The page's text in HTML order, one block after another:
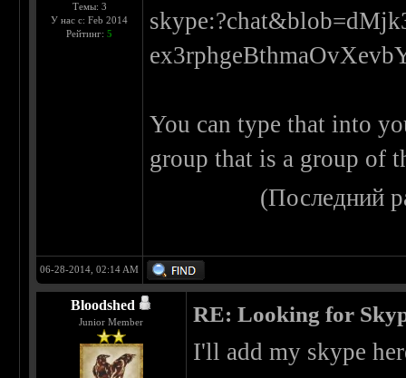
Темы: 3
У нас с: Feb 2014
Рейтинг:5
You can type that into
group that is a group of
(Последний
06-28-2014, 02:14 AM
Bloodshed
Junior Member RE: Looking for
I'll add my skype